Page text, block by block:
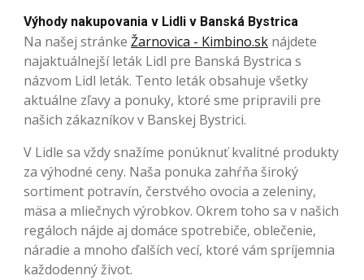
Výhody nakupovania v Lidli v Banská Bystrica
Na našej stránke Žarnovica - Kimbino.sk nájdete
najaktuálnejší leták Lidl pre Banská Bystrica s
názvom Lidl leták. Tento leták obsahuje všetky
aktuálne zľavy a ponuky, ktoré sme pripravili pre
našich zákazníkov v Banskej Bystrici.
V Lidle sa vždy snažíme ponúknuť kvalitné produkty
za výhodné ceny. Naša ponuka zahŕňa široký
sortiment potravín, čerstvého ovocia a zeleniny,
mäsa a mliečnych výrobkov. Okrem toho sa v našich
regáloch nájde aj domáce spotrebiče, oblečenie,
náradie a mnoho ďalších vecí, ktoré vám spríjemnia
každodenný život.